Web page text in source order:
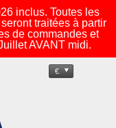
inclus. Toutes les
traitées à partir
de commandes et
AVANT midi.
€